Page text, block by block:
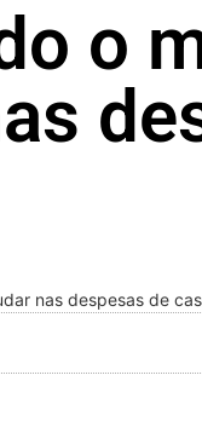
o
nas despesas de